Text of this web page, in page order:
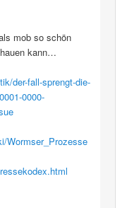
mob so schön
kann…
der-fall-sprengt-die-
0000-
Wormser_Prozesse